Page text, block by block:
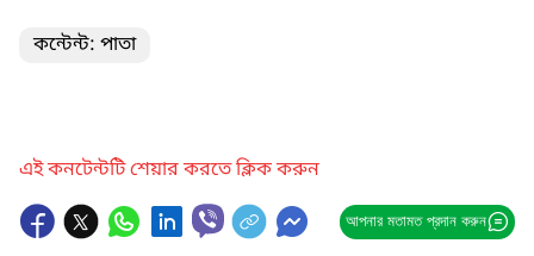
কন্টেন্ট: পাতা
এই কনটেন্টটি শেয়ার করতে ক্লিক করুন
আপনার মতামত প্রদান করুন